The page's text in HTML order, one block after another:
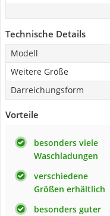
Technische Details
Modell
Weitere Größe
Darreichungsform
Vorteile
besonders viele
Waschladungen
verschiedene
Größen erhältlich
besonders guter